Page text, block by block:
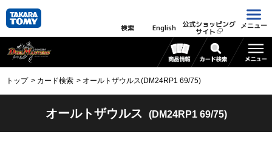
検索 English 公式ショッピング
サイト
メニュー
トップ カード検索 オールトザウルス(DM24RP1 69/75)
オールトザウルス (DM24RP1 69/75)